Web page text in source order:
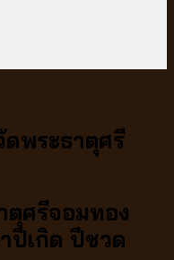
ดพระธาตุศรี
ตุศรีจอมทอง
ปีเกิด ปีชวด